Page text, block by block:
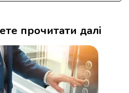
прочитати далі